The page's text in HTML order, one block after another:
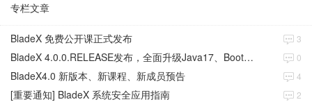
专栏文章
BladeX 免费公开课正式发布 3
BladeX 4.0.0.RELEASE发布，全面升级Java17、Boot3、Cloud2023 0
BladeX4.0 新版本、新课程、新成员预告 4
[重要通知] BladeX 系统安全应用指南 2